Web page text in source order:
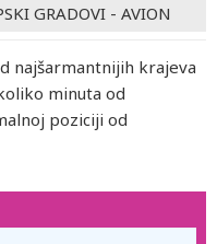
GRADOVI - AVION
najšarmantnijih krajeva
minuta od
poziciji od